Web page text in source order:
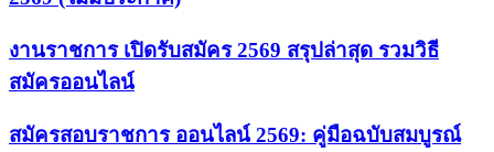
งานราชการ เปิดรับสมัคร 2569 สรุปล่าสุด รวมวิธี
สมัครออนไลน์
สมัครสอบราชการ ออนไลน์ 2569: คู่มือฉบับสมบูรณ์